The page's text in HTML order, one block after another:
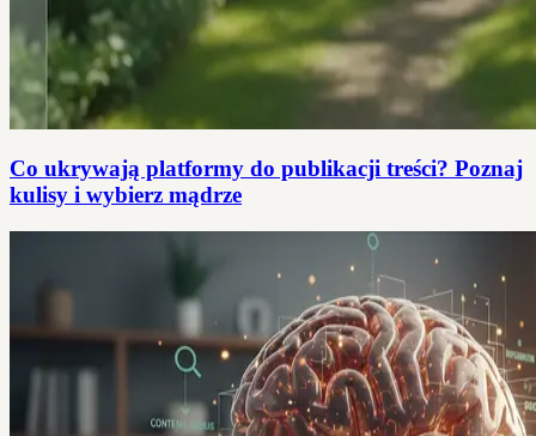
Co ukrywają platformy do publikacji treści? Poznaj
kulisy i wybierz mądrze